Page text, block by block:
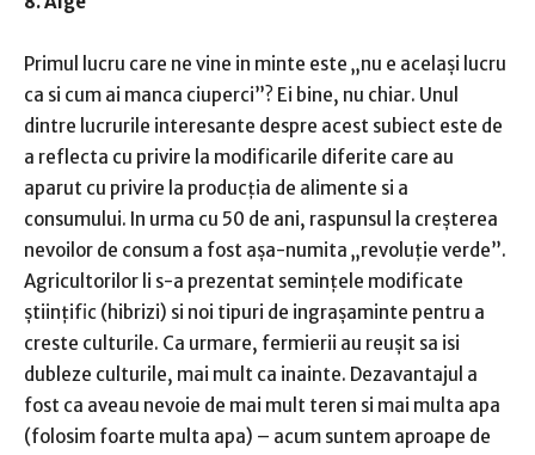
Primul lucru care ne vine in minte este „nu e același lucru
ca si cum ai manca ciuperci”? Ei bine, nu chiar. Unul
dintre lucrurile interesante despre acest subiect este de
a reflecta cu privire la modificarile diferite care au
aparut cu privire la producția de alimente si a
consumului. In urma cu 50 de ani, raspunsul la creșterea
nevoilor de consum a fost așa-numita „revoluție verde”.
Agricultorilor li s-a prezentat semințele modificate
științific (hibrizi) si noi tipuri de ingrașaminte pentru a
creste culturile. Ca urmare, fermierii au reușit sa isi
dubleze culturile, mai mult ca inainte. Dezavantajul a
fost ca aveau nevoie de mai mult teren si mai multa apa
(folosim foarte multa apa) – acum suntem aproape de